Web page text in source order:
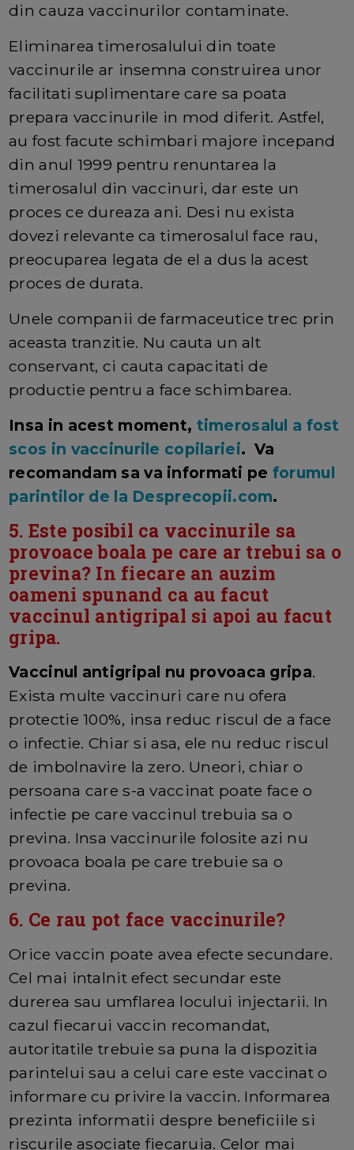
din cauza vaccinurilor contaminate.
Eliminarea timerosalului din toate
vaccinurile ar insemna construirea unor
facilitati suplimentare care sa poata
prepara vaccinurile in mod diferit. Astfel,
au fost facute schimbari majore incepand
din anul 1999 pentru renuntarea la
timerosalul din vaccinuri, dar este un
proces ce dureaza ani. Desi nu exista
dovezi relevante ca timerosalul face rau,
preocuparea legata de el a dus la acest
proces de durata.
Unele companii de farmaceutice trec prin
aceasta tranzitie. Nu cauta un alt
conservant, ci cauta capacitati de
productie pentru a face schimbarea.
Insa in acest moment, timerosalul a fost
scos in vaccinurile copilariei. Va
recomandam sa va informati pe forumul
parintilor de la Desprecopii.com.
5. Este posibil ca vaccinurile sa
provoace boala pe care ar trebui sa o
previna? In fiecare an auzim
oameni spunand ca au facut
vaccinul antigripal si apoi au facut
gripa.
Vaccinul antigripal nu provoaca gripa.
Exista multe vaccinuri care nu ofera
protectie 100%, insa reduc riscul de a face
o infectie. Chiar si asa, ele nu reduc riscul
de imbolnavire la zero. Uneori, chiar o
persoana care s-a vaccinat poate face o
infectie pe care vaccinul trebuia sa o
previna. Insa vaccinurile folosite azi nu
provoaca boala pe care trebuie sa o
previna.
6. Ce rau pot face vaccinurile?
Orice vaccin poate avea efecte secundare.
Cel mai intalnit efect secundar este
durerea sau umflarea locului injectarii. In
cazul fiecarui vaccin recomandat,
autoritatile trebuie sa puna la dispozitia
parintelui sau a celui care este vaccinat o
informare cu privire la vaccin. Informarea
prezinta informatii despre beneficiile si
riscurile asociate fiecaruia. Celor mai